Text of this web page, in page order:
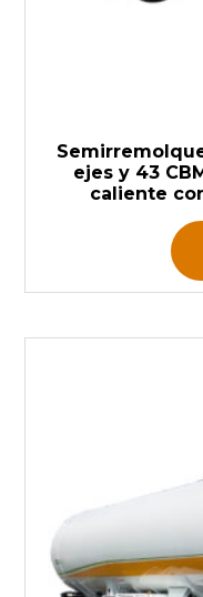
ejes y 43
caliente